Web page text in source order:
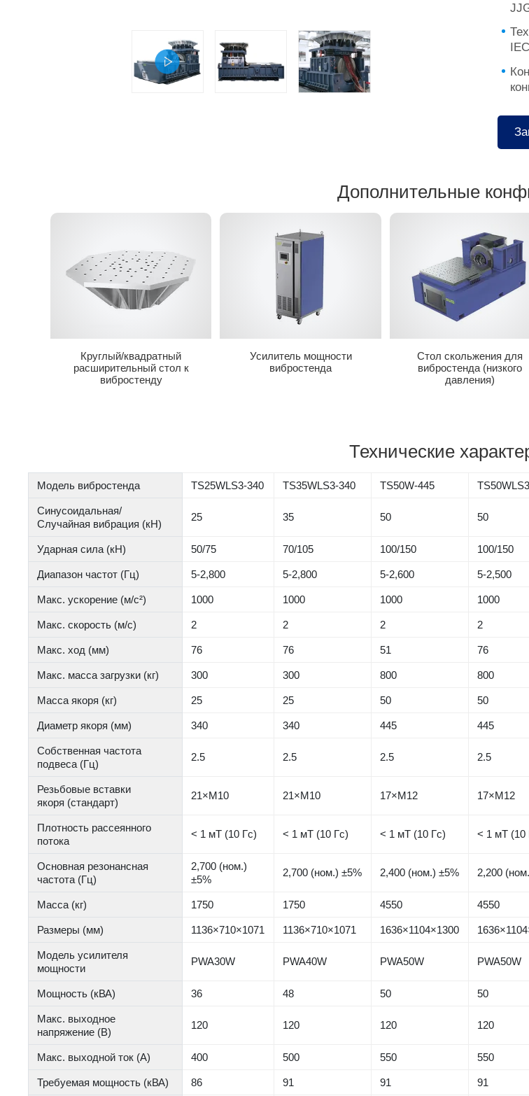
Дополнительные
Круглый/квадратный
расширительный стол к
вибростенду
Усилитель мощности
вибростенда
Стол скольжения для
вибростенда (низкого
давления)
Технические
Модель вибростенда TS25WLS3-340 TS35WLS3-340 TS50W-445
Синусоидальная/
Случайная вибрация (кН)
25 35 50 50
Ударная сила (кН) 50/75 70/105 100/150 100/150
Диапазон частот (Гц) 5-2,800 5-2,800 5-2,600 5-2,500
Макс. ускорение (м/с²) 1000 1000 1000 1000
Макс. скорость (м/с) 2 2 2 2
Макс. ход (мм) 76 76 51 76
Макс. масса загрузки (кг) 300 300 800 800
Масса якоря (кг) 25 25 50 50
Диаметр якоря (мм) 340 340 445 445
Собственная частота
подвеса (Гц)
2.5 2.5 2.5 2.5
Резьбовые вставки
якоря (стандарт)
21×M10 21×M10 17×M12 17×M12
Плотность рассеянного
потока
< 1 мТ (10 Гс) < 1 мТ (10 Гс) < 1 мТ (10 Гс) < 1 мТ (10
Основная резонансная
частота (Гц)
2,700 (ном.)
±5%
2,700 (ном.) ±5% 2,400 (ном.) ±5% 2,200
Масса (кг) 1750 1750 4550 4550
Размеры (мм) 1136×710×1071 1136×710×1071 1636×1104×1300
Модель усилителя
мощности
PWA30W PWA40W PWA50W PWA50W
Мощность (кВА) 36 48 50 50
Макс. выходное
напряжение (В)
120 120 120 120
Макс. выходной ток (А) 400 500 550 550
Требуемая мощность (кВА) 86 91 91 91